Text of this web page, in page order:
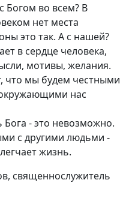
Алексей Дедов,
священнослужитель
Алексей Дедов,
священнослужитель
#173
Алексей Дедов,
Алексей Дедов,
священнослужитель
#171
Алексей Дедов,
#170
Богом во всем? В
нет места
это так. А с нашей?
в сердце человека,
мотивы, желания.
что мы будем честными
нас
- это невозможно.
с другими людьми -
жизнь.
священнослужитель